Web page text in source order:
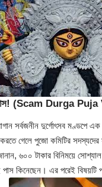
(Scam Durga
সর্বজনীন দুর্গোৎসব মণ্ডপে
করতে গেলে পুজো কমিটির
৬০০ টাকার বিনিময়ে
পাস কিনেছেন। এর পরেই বিষয়টি